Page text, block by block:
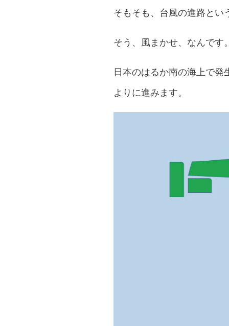
そもそも、台風の進路とい
そう、風まかせ、なんです
日本のはるか南の海上で
よりに進みます。